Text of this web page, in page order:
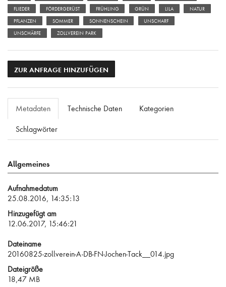
FLIEDER FÖRDERGERÜST FRÜHLING GRÜN LILA NATUR
PFLANZEN SOMMER SONNENSCHEIN UNSCHARF
UNSCHÄRFE ZOLLVEREIN PARK
ZUR ANFRAGE HINZUFÜGEN
Metadaten Technische Daten Kategorien
Schlagwörter
Allgemeines
Aufnahmedatum
25.08.2016, 14:35:13
Hinzugefügt am
12.06.2017, 15:46:21
Dateiname
20160825-zollverein-A-DB-FN-Jochen-Tack__014.jpg
Dateigröße
18,47 MB